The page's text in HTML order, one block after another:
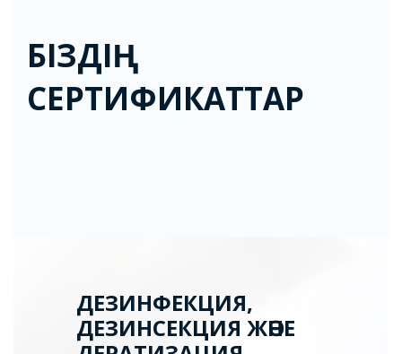
БІЗДІҢ
СЕРТИФИКАТТАР
ДЕЗИНФЕКЦИЯ,
ДЕЗИНСЕКЦИЯ ЖӘНЕ